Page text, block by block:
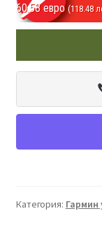
60.58 евро (118.48
Категория: Гармин